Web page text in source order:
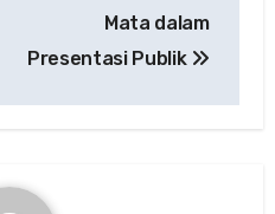
Mata dalam
Presentasi Publik